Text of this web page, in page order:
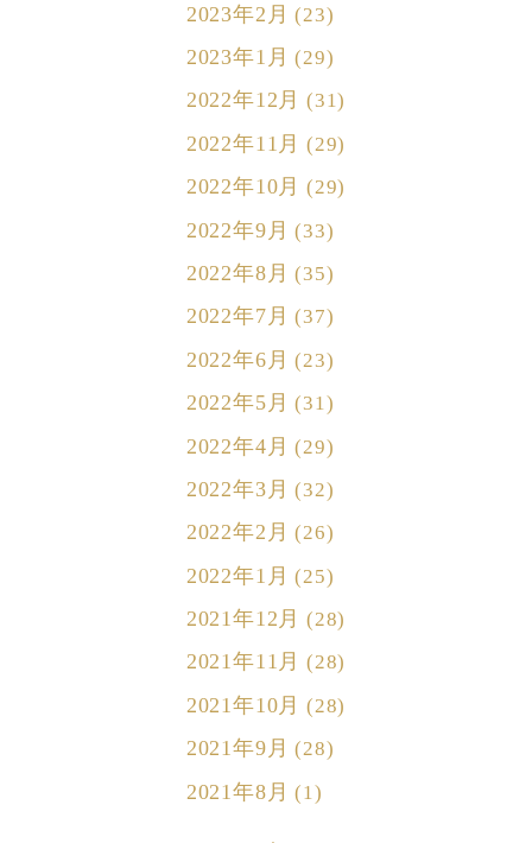
2023年2月 (23)
2023年1月 (29)
2022年12月 (31)
2022年11月 (29)
2022年10月 (29)
2022年9月 (33)
2022年8月 (35)
2022年7月 (37)
2022年6月 (23)
2022年5月 (31)
2022年4月 (29)
2022年3月 (32)
2022年2月 (26)
2022年1月 (25)
2021年12月 (28)
2021年11月 (28)
2021年10月 (28)
2021年9月 (28)
2021年8月 (1)